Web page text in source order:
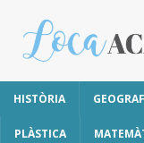
HISTÒRIA
PLÀSTICA